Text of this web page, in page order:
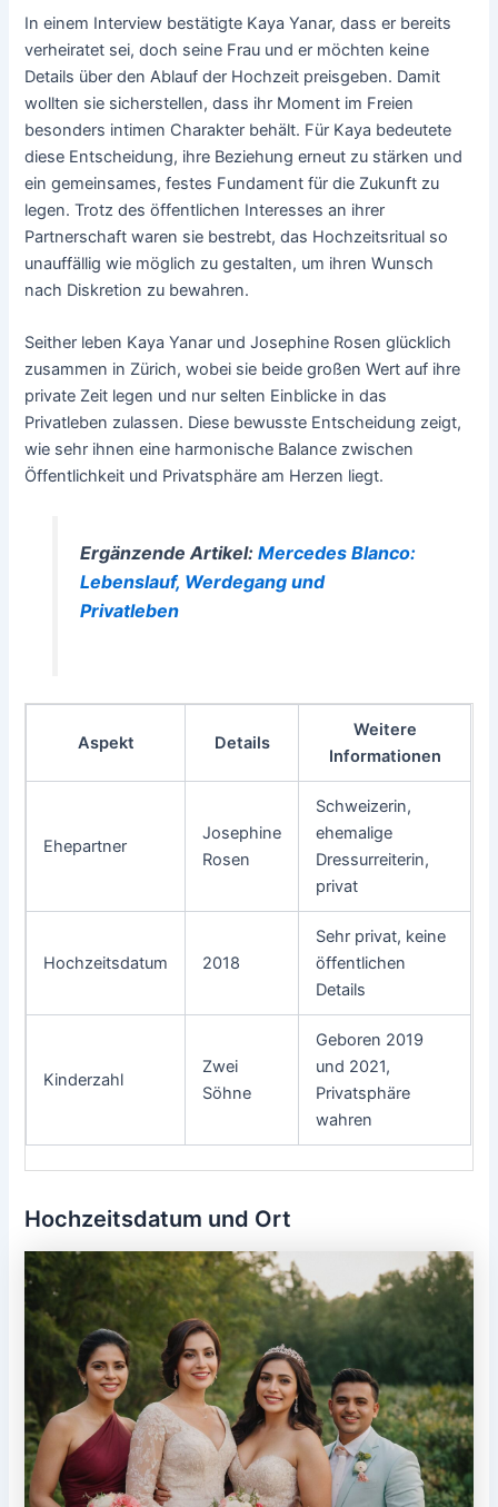
In einem Interview bestätigte Kaya Yanar, dass er bereits
verheiratet sei, doch seine Frau und er möchten keine
Details über den Ablauf der Hochzeit preisgeben. Damit
wollten sie sicherstellen, dass ihr Moment im Freien
besonders intimen Charakter behält. Für Kaya bedeutete
diese Entscheidung, ihre Beziehung erneut zu stärken und
ein gemeinsames, festes Fundament für die Zukunft zu
legen. Trotz des öffentlichen Interesses an ihrer
Partnerschaft waren sie bestrebt, das Hochzeitsritual so
unauffällig wie möglich zu gestalten, um ihren Wunsch
nach Diskretion zu bewahren.
Seither leben Kaya Yanar und Josephine Rosen glücklich
zusammen in Zürich, wobei sie beide großen Wert auf ihre
private Zeit legen und nur selten Einblicke in das
Privatleben zulassen. Diese bewusste Entscheidung zeigt,
wie sehr ihnen eine harmonische Balance zwischen
Öffentlichkeit und Privatsphäre am Herzen liegt.
Ergänzende Artikel: Mercedes Blanco:
Lebenslauf, Werdegang und
Privatleben
Aspekt Details
Weitere
Informationen
Ehepartner
Josephine
Rosen
Schweizerin,
ehemalige
Dressurreiterin,
privat
Hochzeitsdatum 2018
Sehr privat, keine
öffentlichen
Details
Kinderzahl
Zwei
Söhne
Geboren 2019
und 2021,
Privatsphäre
wahren
Hochzeitsdatum und Ort